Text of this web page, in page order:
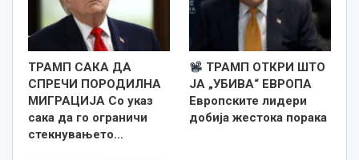
ТРАМП САКА ДА
СПРЕЧИ ПОРОДИЛНА
МИГРАЦИЈА Со указ
сака да го ограничи
стекнувањето…
ТРАМП ОТКРИ ШТО
ЈА „УБИВА“ ЕВРОПА
Европските лидери
добија жестока порака